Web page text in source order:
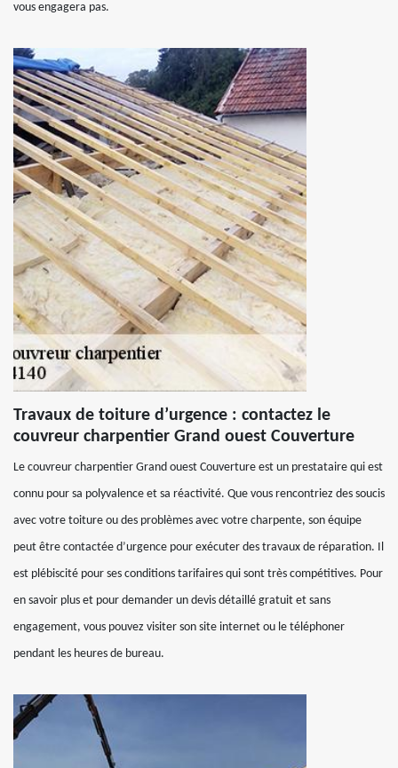
vous engagera pas.
Travaux de toiture d’urgence : contactez le
couvreur charpentier Grand ouest Couverture
Le couvreur charpentier Grand ouest Couverture est un prestataire qui est
connu pour sa polyvalence et sa réactivité. Que vous rencontriez des soucis
avec votre toiture ou des problèmes avec votre charpente, son équipe
peut être contactée d’urgence pour exécuter des travaux de réparation. Il
est plébiscité pour ses conditions tarifaires qui sont très compétitives. Pour
en savoir plus et pour demander un devis détaillé gratuit et sans
engagement, vous pouvez visiter son site internet ou le téléphoner
pendant les heures de bureau.